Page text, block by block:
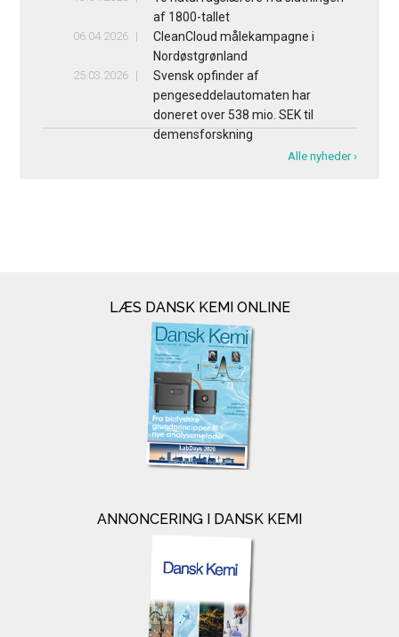
af 1800-tallet
06.04.2026
CleanCloud målekampagne i
Nordøstgrønland
25.03.2026
Svensk opfinder af
pengeseddelautomaten har
doneret over 538 mio. SEK til
demensforskning
Alle nyheder ›
LÆS DANSK KEMI ONLINE
ANNONCERING I DANSK KEMI